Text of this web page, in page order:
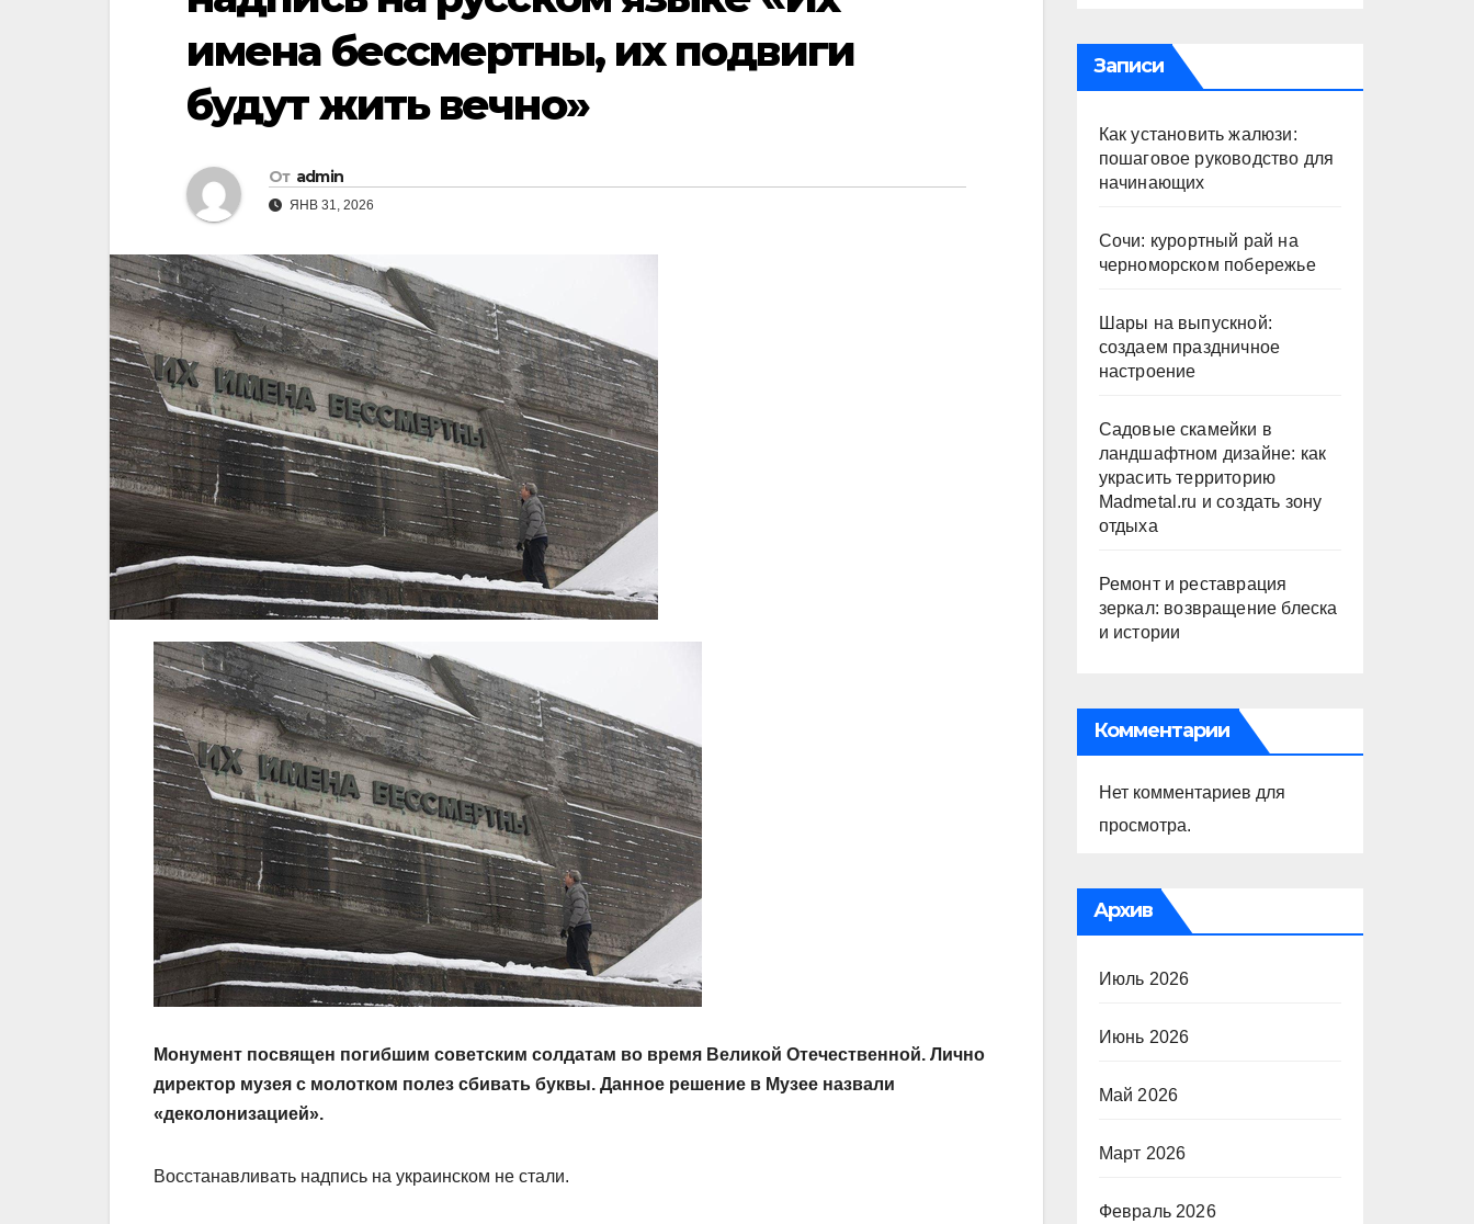
имена бессмертны, их подвиги
будут жить вечно»
От admin
ЯНВ 31, 2026
Монумент посвящен погибшим советским солдатам во время Великой Отечественной. Лично
директор музея с молотком полез сбивать буквы. Данное решение в Музее назвали
«деколонизацией».
Восстанавливать надпись на украинском не стали.
Записи
Как установить жалюзи:
пошаговое руководство для
начинающих
Сочи: курортный рай на
черноморском побережье
Шары на выпускной:
создаем праздничное
настроение
Садовые скамейки в
ландшафтном дизайне: как
украсить территорию
Madmetal.ru и создать зону
отдыха
Ремонт и реставрация
зеркал: возвращение блеска
и истории
Комментарии
Нет комментариев для
просмотра.
Архив
Июль 2026
Июнь 2026
Май 2026
Март 2026
Февраль 2026